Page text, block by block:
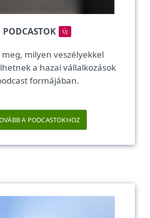
PODCASTOK ÚJ
milyen veszélyekkel
a hazai vállalkozások
formájában.
A PODCASTOKHOZ